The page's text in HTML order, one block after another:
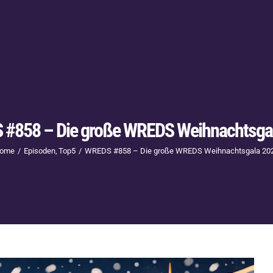
#858 – Die große WREDS
Episoden Top5 WREDS #858 – Die große WREDS Weihnachtsgala